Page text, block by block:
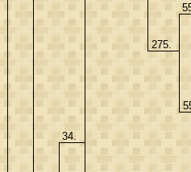
34.
275.